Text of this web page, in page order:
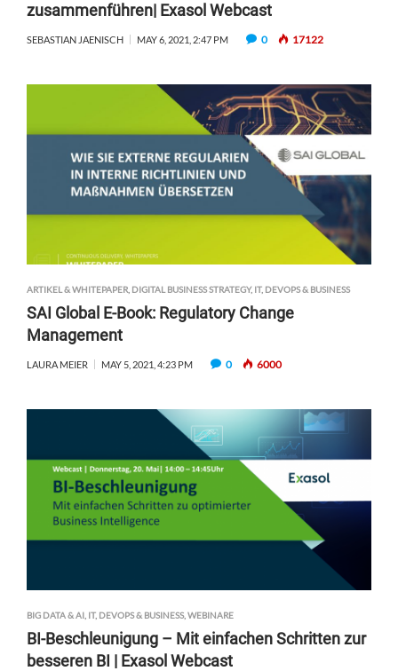
zusammenführen| Exasol Webcast
SEBASTIAN JAENISCH MAY 6, 2021, 2:47 PM 0 17122
ARTIKEL & WHITEPAPER, DIGITAL BUSINESS STRATEGY, IT, DEVOPS & BUSINESS
SAI Global E-Book: Regulatory Change
Management
LAURA MEIER MAY 5, 2021, 4:23 PM 0 6000
BIG DATA & AI IT, DEVOPS & BUSINESS, WEBINARE
BI-Beschleunigung – Mit einfachen Schritten zur
besseren BI | Exasol Webcast